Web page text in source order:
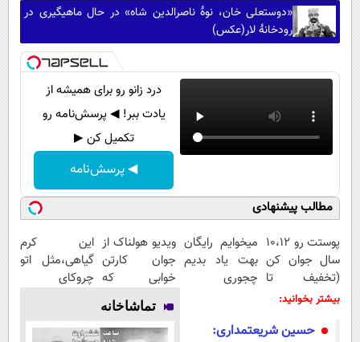
«دوستعلی خان، نوۀ ناصرالدین شاه» در حال ماهیگیری در
رودخانۀ لار(عکس)
درد زانو رو برای همیشه از
یادت ببر! ◀ پرسش‌نامه رو
تکمیل کن ▶
◀ پرسش‌نامه
مطالب پیشنهادی
پوستت رو 10،12
سال جوان کن
(تخفیف تا
امشب)
میخوایم رایگان
بهت یاد بدیم
چجوری
مجانیه
ویدیو هولناک از
جوان کارتن
خوابی که
میلیاردر شد.
آموزش رایگان
این کرم
گیاهی،مثل اتو
چروکای
بیشتر بخوانید:
حسین شریعتمداری:
تماشاخانه